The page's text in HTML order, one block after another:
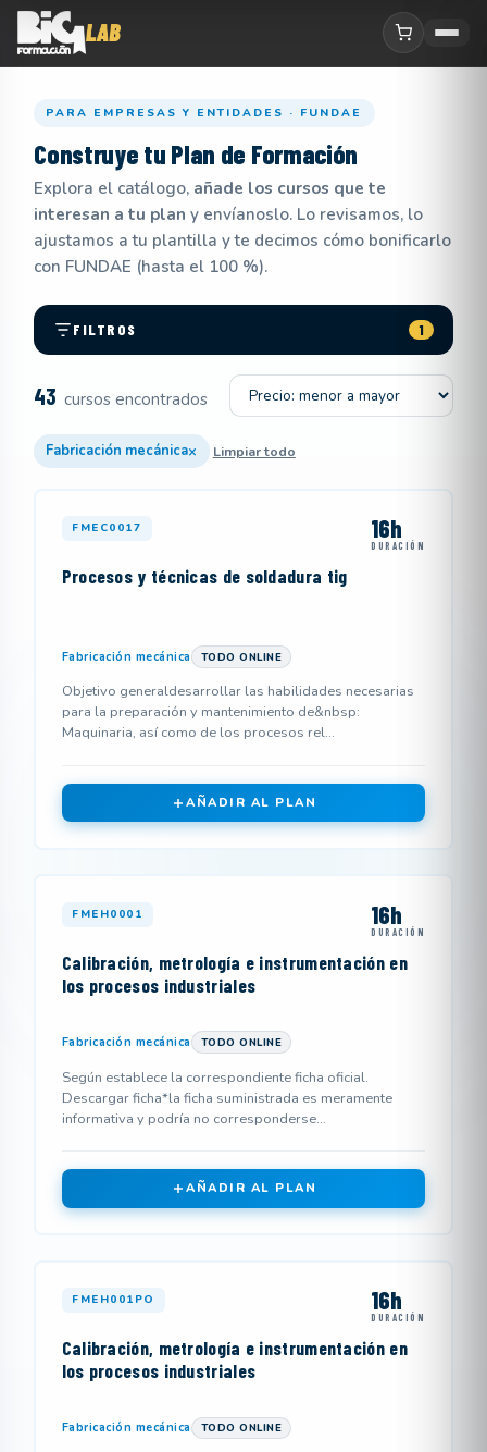
PARA EMPRESAS Y ENTIDADES · FUNDAE
Construye tu Plan de Formación
Explora el catálogo, añade los cursos que te
interesan a tu plan y envíanoslo. Lo revisamos, lo
ajustamos a tu plantilla y te decimos cómo bonificarlo
con FUNDAE (hasta el 100 %).
FILTROS 1
43 cursos encontrados
Ordenar por
Fabricación mecánica× Limpiar todo
FMEC0017 16h
DURACIÓN
Procesos y técnicas de soldadura tig
Fabricación mecánica TODO ONLINE
Objetivo generaldesarrollar las habilidades necesarias
para la preparación y mantenimiento de&nbsp:
Maquinaria, así como de los procesos rel...
AÑADIR AL PLAN
FMEH0001 16h
DURACIÓN
Calibración, metrología e instrumentación en
los procesos industriales
Fabricación mecánica TODO ONLINE
Según establece la correspondiente ficha oficial.
Descargar ficha*la ficha suministrada es meramente
informativa y podría no corresponderse...
AÑADIR AL PLAN
FMEH001PO 16h
DURACIÓN
Calibración, metrología e instrumentación en
los procesos industriales
Fabricación mecánica TODO ONLINE